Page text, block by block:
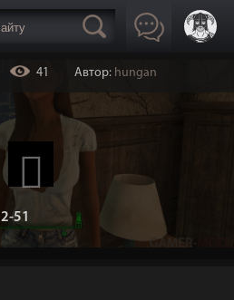
41 Автор: hungan
51